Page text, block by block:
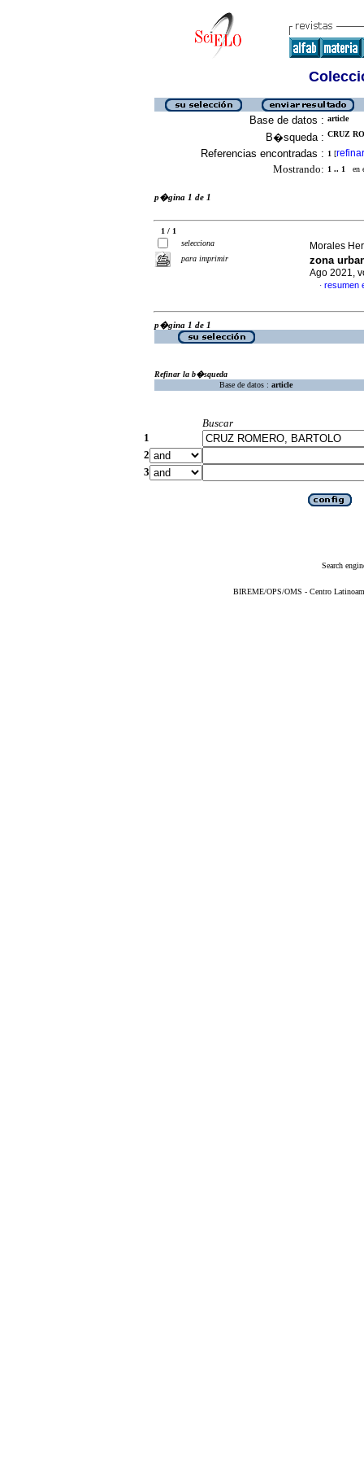
Base de datos : article
B�squeda : CRUZ
Referencias encontradas : 1 [refinar
Mostrando: 1 .. 1 en
p�gina 1 de 1
1 / 1
selecciona
para imprimir
Morales
zona
Ago 2021,
· resumen
p�gina 1 de 1
Refinar la b�squeda
Base de datos : article
Buscar
1
2
3
Search
BIREME/OPS/OMS - Centro